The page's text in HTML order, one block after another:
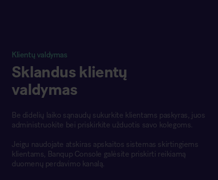
Klientų valdymas
Sklandus klientų
valdymas
Be didelių laiko sąnaudų sukurkite klientams paskyras, juos
administruokite bei priskirkite užduotis savo kolegoms.
Jeigu naudojate atskiras apskaitos sistemas skirtingiems
klientams, Banqup Console galėsite priskirti reikiamą
duomenų perdavimo kanalą.